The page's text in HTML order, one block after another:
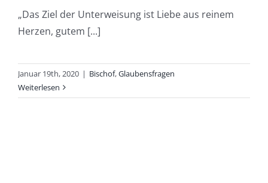
„Das Ziel der Unterweisung ist Liebe aus reinem
Herzen, gutem [...]
Januar 19th, 2020 | Bischof,Glaubensfragen
Weiterlesen